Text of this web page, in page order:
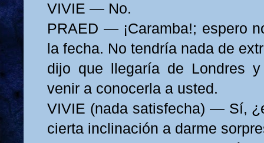
VIVIE — No.
PRAED — ¡Caramba!; espero
la fecha. No tendría nada de
dijo que llegaría de Londres
venir a conocerla a usted.
VIVIE (nada satisfecha) — Sí,
cierta inclinación a darme